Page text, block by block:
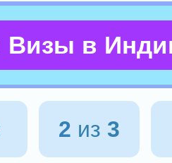
Визы в
2 из 3